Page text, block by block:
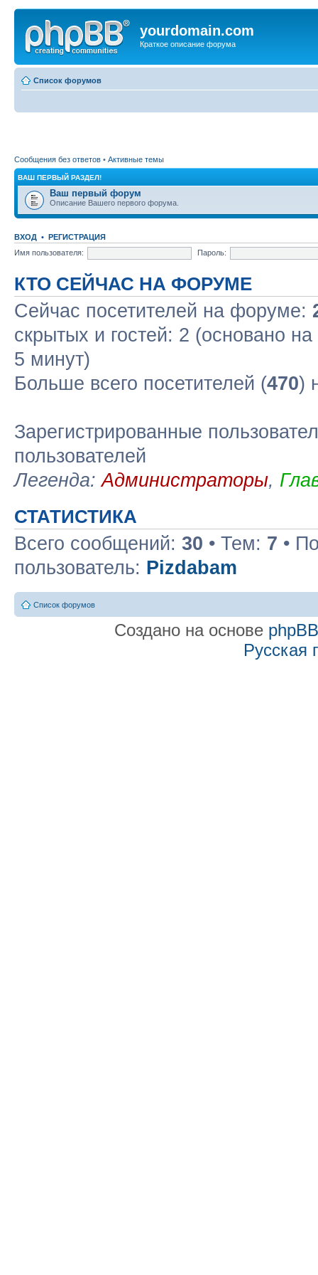
yourdomain.com
Краткое описание форума
Список форумов
Сообщения без ответов • Активные темы
ВАШ ПЕРВЫЙ РАЗДЕЛ!
Ваш первый форум
Описание Вашего первого форума.
ВХОД • РЕГИСТРАЦИЯ
Имя пользователя:
Пароль:
КТО СЕЙЧАС НА ФОРУМЕ
Сейчас посетителей на форуме:
скрытых и гостей: 2 (основано
5 минут)
Больше всего посетителей (470)
Зарегистрированные
пользователей
Легенда:Администраторы,
СТАТИСТИКА
Всего сообщений: 30 • Тем: 7 •
пользователь: Pizdabam
Список форумов
Создано на основе phpBB
Русская